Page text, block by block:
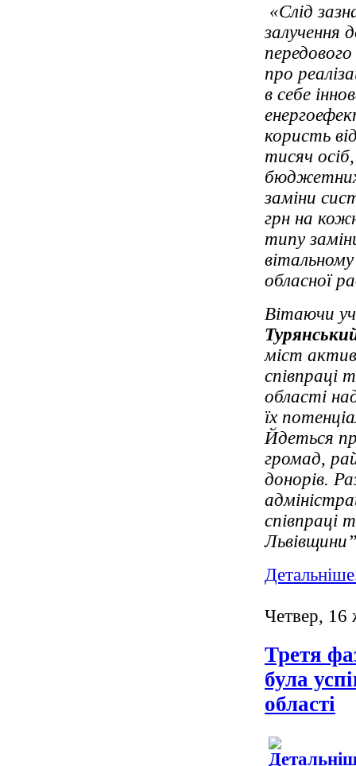
«Слід
залучення
про
в себе
користь
тисяч
заміни
грн на
типу
обласної
Вітаючи
міст
співпраці
області
їх
Йдеться
громад,
донорів.
співпраці
Львівщини
Четвер, 16
Третя
була
області